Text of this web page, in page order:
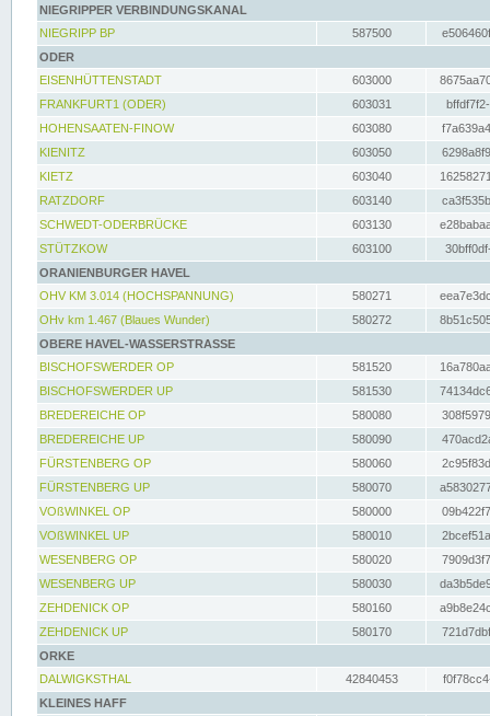
NIEGRIPPER VERBINDUNGSKANAL
NIEGRIPP BP
587500
ODER
EISENHÜTTENSTADT
603000
FRANKFURT1 (ODER)
603031
HOHENSAATEN-FINOW
603080
KIENITZ
603050
KIETZ
603040
RATZDORF
603140
SCHWEDT-ODERBRÜCKE
603130
STÜTZKOW
603100
ORANIENBURGER HAVEL
OHV KM 3.014 (HOCHSPANNUNG)
580271
OHv km 1.467 (Blaues Wunder)
580272
OBERE HAVEL-WASSERSTRASSE
BISCHOFSWERDER OP
581520
BISCHOFSWERDER UP
581530
BREDEREICHE OP
580080
BREDEREICHE UP
580090
FÜRSTENBERG OP
580060
FÜRSTENBERG UP
580070
VOßWINKEL OP
580000
VOßWINKEL UP
580010
WESENBERG OP
580020
WESENBERG UP
580030
ZEHDENICK OP
580160
ZEHDENICK UP
580170
ORKE
DALWIGKSTHAL
42840453
KLEINES HAFF